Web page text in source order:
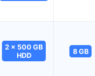
2 x 500 GB
HDD
8 GB